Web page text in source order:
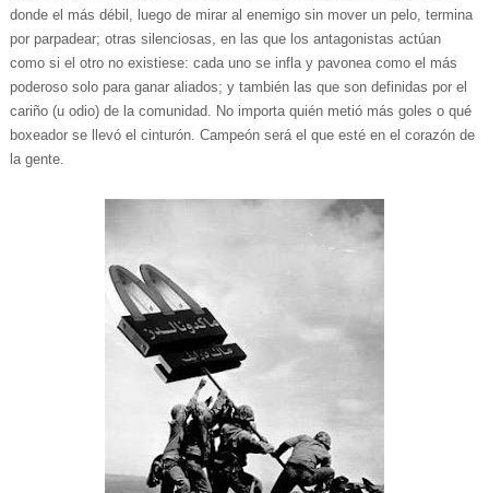
donde el más débil, luego de mirar al enemigo sin mover un pelo, termina
por parpadear; otras silenciosas, en las que los antagonistas actúan
como si el otro no existiese: cada uno se infla y pavonea como el más
poderoso solo para ganar aliados; y también las que son definidas por el
cariño (u odio) de la comunidad. No importa quién metió más goles o qué
boxeador se llevó el cinturón. Campeón será el que esté en el corazón de
la gente.